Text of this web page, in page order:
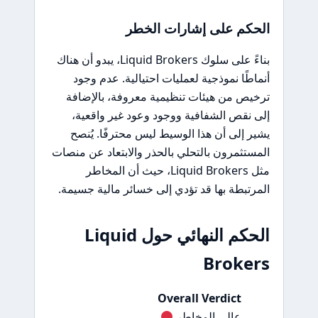
الحكم على إشارات الخطر
بناءً على سلوك Liquid Brokers، يبدو أن هناك
أنماطًا نموذجية لعمليات احتيالية. عدم وجود
ترخيص من هيئات تنظيمية معروفة، بالإضافة
إلى نقص الشفافية ووجود وعود غير واقعية،
يشير إلى أن هذا الوسيط ليس محترفًا. يُنصح
المستثمرون بالتحلي بالحذر والابتعاد عن منصات
مثل Liquid Brokers، حيث أن المخاطر
المرتبطة بها قد تؤدي إلى خسائر مالية جسيمة.
الحكم النهائي حول Liquid
Brokers
Overall Verdict